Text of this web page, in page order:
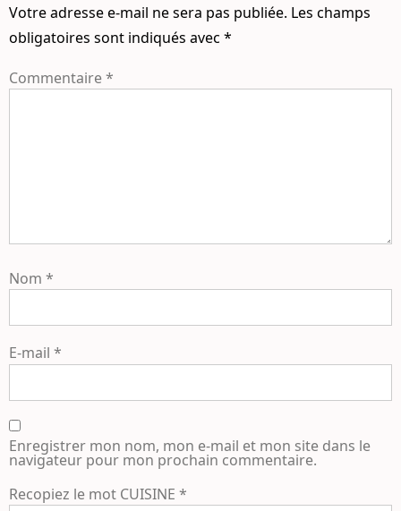
Votre adresse e-mail ne sera pas publiée. Les champs
obligatoires sont indiqués avec *
Commentaire*
Nom *
E-mail *
Enregistrer mon nom, mon e-mail et mon site dans le
navigateur pour mon prochain commentaire.
Recopiez le mot CUISINE *